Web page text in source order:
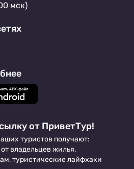
мск)
от ПриветТур!
туристов получают:
владельцев жилья,
туристические лайфхаки